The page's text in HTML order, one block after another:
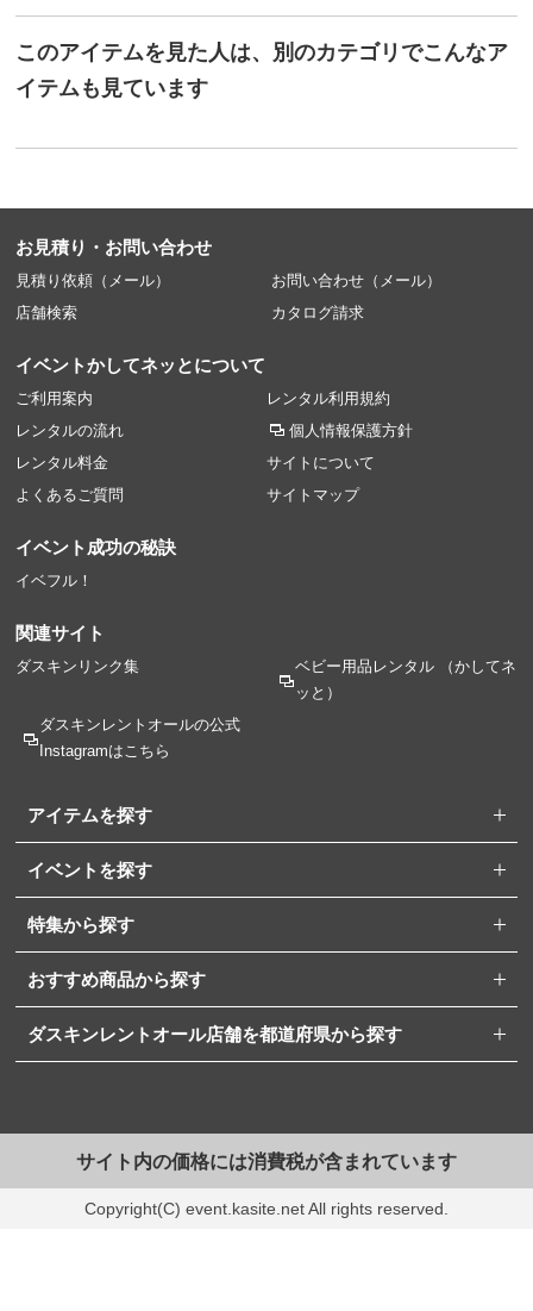
このアイテムを見た人は、別のカテゴリでこんなア
イテムも見ています
お見積り・お問い合わせ
見積り依頼（メール）
お問い合わせ（メール）
店舗検索
カタログ請求
イベントかしてネッとについて
ご利用案内
レンタルの流れ
レンタル料金
よくあるご質問
レンタル利用規約
個人情報保護方針
サイトについて
サイトマップ
イベント成功の秘訣
イベフル！
関連サイト
ダスキンリンク集 ベビー用品レンタル（かしてネ
ッと）
ダスキンレントオールの公式
Instagramはこちら
アイテムを探す
イベントを探す
特集から探す
おすすめ商品から探す
ダスキンレントオール店舗を都道府県から探す
サイト内の価格には消費税が含まれています
Copyright(C) event.kasite.net All rights reserved.